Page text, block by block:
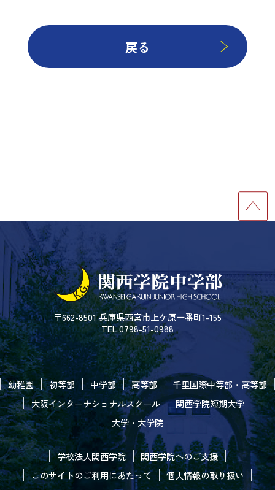
戻る
〒662-8501 兵庫県西宮市上ケ原一番町1-155
TEL.0798-51-0988
幼稚園 初等部 中学部 高等部
千里国際中等部・高等部
大阪インターナショナルスクール
関西学院短期大学
大学・大学院
学校法人関西学院
関西学院へのご支援
このサイトのご利用にあたって
個人情報の取り扱い